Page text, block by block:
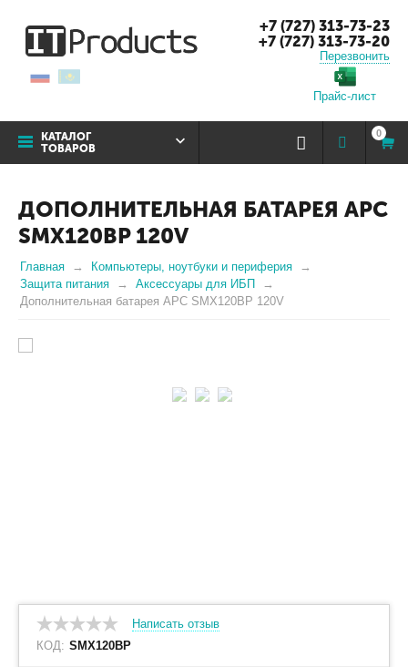
+7 (727) 313-73-23
+7 (727) 313-73-20
Перезвонить
Прайс-лист
КАТАЛОГ
ТОВАРОВ
0
ДОПОЛНИТЕЛЬНАЯ БАТАРЕЯ APC
SMX120BP 120V
Главная
Компьютеры, ноутбуки и периферия
Защита питания
Аксессуары для ИБП
Дополнительная батарея APC SMX120BP 120V
Написать отзыв
КОД: SMX120BP